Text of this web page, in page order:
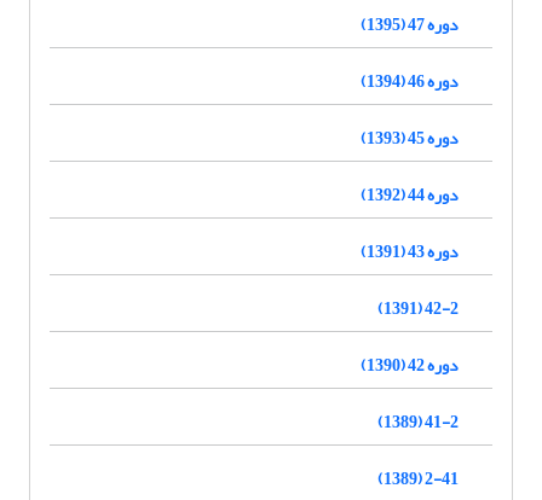
دوره 47 (1395)
دوره 46 (1394)
دوره 45 (1393)
دوره 44 (1392)
دوره 43 (1391)
42-2 (1391)
دوره 42 (1390)
41-2 (1389)
2-41 (1389)